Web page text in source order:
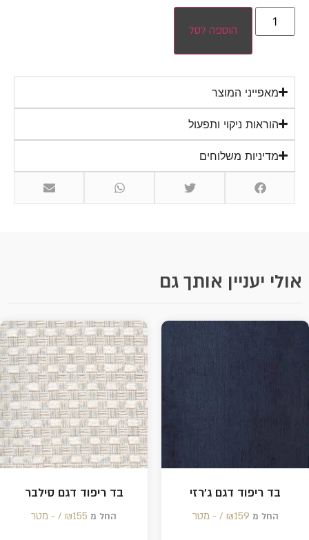
הוספה לסל
מאפייני המוצר
הוראות ניקוי ותפעול
מדיניות משלוחים
אולי יעניין אותך גם
בד ריפוד דגם ג'רזי
החל מ ₪159 /‏‏‎ ‎- מטר
בד ריפוד דגם סילבר
החל מ ₪155 /‏‏‎ ‎- מטר